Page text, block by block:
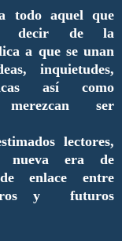
todo aquel que
decir de la
a que se unan
inquietudes,
así como
ser
lectores,
nueva era de
enlace entre
y futuros